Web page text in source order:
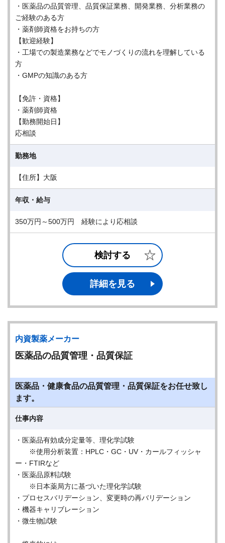
・医薬品の品質管理、品質保証業務、開発業務、分析業務の
ご経験のある方
・薬剤師資格をお持ちの方
【歓迎経験】
・工場での製造業務などでモノづくりの流れを理解している
方
・GMPの知識のある方
【免許・資格】
・薬剤師資格
【勤務開始日】
応相談
勤務地
【住所】大阪
年収・給与
350万円～500万円 経験により応相談
検討する
詳細を見る
内資製薬メーカー
医薬品の品質管理・品質保証
医薬品・健康食品の品質管理・品質保証をお任せ致し
ます。
仕事内容
・医薬品有効成分定量等、理化学試験
※使用分析装置：HPLC・GC・UV・カールフィッシャ
ー・FTIRなど
・医薬品原料試験
※日本薬局方に基づいた理化学試験
・プロセスバリデーション、変更時の再バリデーション
・機器キャリブレーション
・微生物試験